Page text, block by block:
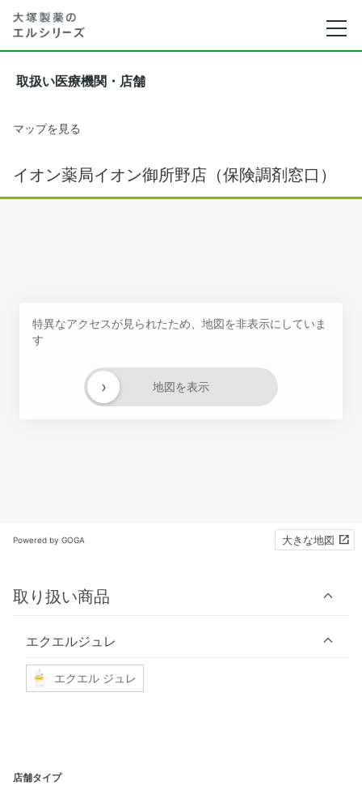
取扱い医療機関・店舗
マップを見る
イオン薬局イオン御所野店（保険調剤窓口）
特異なアクセスが見られたため、地図を非表示にしていま
す
地図を表示
›
Powered by GOGA 大きな地図
取り扱い商品
エクエルジュレ
エクエル ジュレ
店舗タイプ